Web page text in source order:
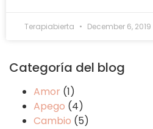
Terapiabierta December 6, 2019
Categoría del blog
Amor (1)
Apego (4)
Cambio (5)